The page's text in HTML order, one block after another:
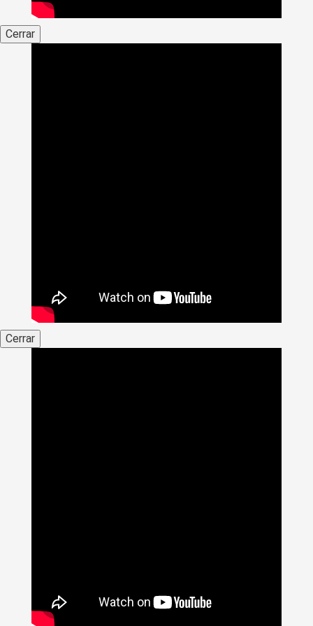
Cerrar
Cerrar